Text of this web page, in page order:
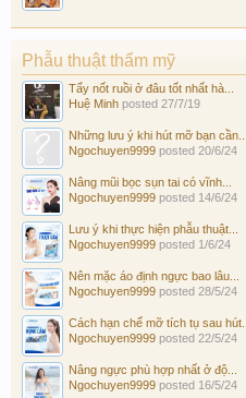
Phẫu thuật thẩm mỹ
Tẩy nốt ruồi ở đâu tốt nhất hà...
Huệ Minh posted 27/7/19
Những lưu ý khi hút mỡ bạn cần...
Ngochuyen9999 posted 20/6/24
Nâng mũi bọc sụn tai có vĩnh...
Ngochuyen9999 posted 14/6/24
Lưu ý khi thực hiện phẫu thuật...
Ngochuyen9999 posted 1/6/24
Nên mặc áo định ngực bao lâu...
Ngochuyen9999 posted 28/5/24
Cách hạn chế mỡ tích tụ sau hút...
Ngochuyen9999 posted 22/5/24
Nâng ngực phù hợp nhất ở độ...
Ngochuyen9999 posted 16/5/24